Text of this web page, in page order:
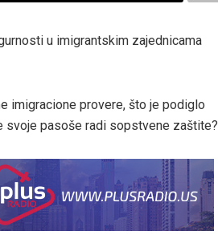
u imigrantskim zajednicama
imigracione provere, što je podiglo
svoje pasoše radi sopstvene zaštite?